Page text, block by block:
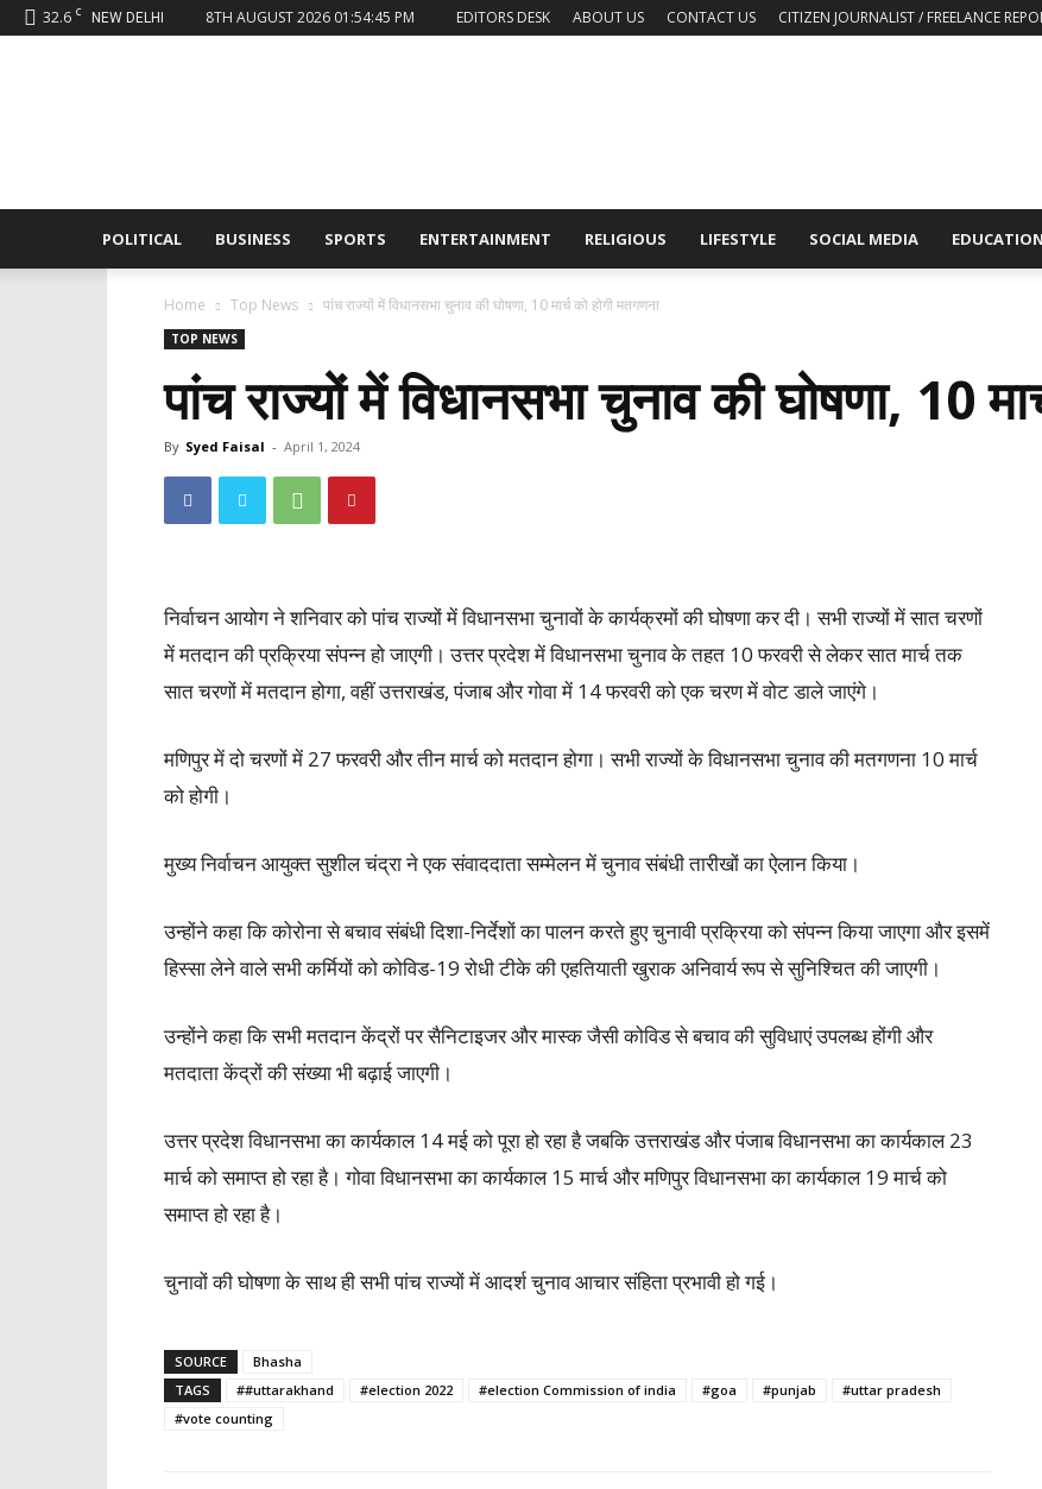
32.6 C NEW DELHI 8TH AUGUST 2026 01:54:45 PM EDITORS DESK ABOUT US CONTACT US CITIZEN JOURNALIST / FREELANCE
POLITICAL BUSINESS SPORTS ENTERTAINMENT RELIGIOUS LIFESTYLE SOCIAL MEDIA EDUCATION
Home Top News पांच राज्यों में विधानसभा चुनाव की घोषणा, 10 मार्च को होगी मतगणना
TOP NEWS
पांच राज्यों में विधानसभा चुनाव की घोषणा, 10
By Syed Faisal - April 1, 2024
निर्वाचन आयोग ने शनिवार को पांच राज्यों में विधानसभा चुनावों के कार्यक्रमों की घोषणा कर दी। सभी राज्यों में सात चरणों
में मतदान की प्रक्रिया संपन्न हो जाएगी। उत्तर प्रदेश में विधानसभा चुनाव के तहत 10 फरवरी से लेकर सात मार्च तक
सात चरणों में मतदान होगा, वहीं उत्तराखंड, पंजाब और गोवा में 14 फरवरी को एक चरण में वोट डाले जाएंगे।
मणिपुर में दो चरणों में 27 फरवरी और तीन मार्च को मतदान होगा। सभी राज्यों के विधानसभा चुनाव की मतगणना 10 मार्च
को होगी।
मुख्य निर्वाचन आयुक्त सुशील चंद्रा ने एक संवाददाता सम्मेलन में चुनाव संबंधी तारीखों का ऐलान किया।
उन्होंने कहा कि कोरोना से बचाव संबंधी दिशा-निर्देशों का पालन करते हुए चुनावी प्रक्रिया को संपन्न किया जाएगा और इसमें
हिस्सा लेने वाले सभी कर्मियों को कोविड-19 रोधी टीके की एहतियाती खुराक अनिवार्य रूप से सुनिश्चित की जाएगी।
उन्होंने कहा कि सभी मतदान केंद्रों पर सैनिटाइजर और मास्क जैसी कोविड से बचाव की सुविधाएं उपलब्ध होंगी और
मतदाता केंद्रों की संख्या भी बढ़ाई जाएगी।
उत्तर प्रदेश विधानसभा का कार्यकाल 14 मई को पूरा हो रहा है जबकि उत्तराखंड और पंजाब विधानसभा का कार्यकाल 23
मार्च को समाप्त हो रहा है। गोवा विधानसभा का कार्यकाल 15 मार्च और मणिपुर विधानसभा का कार्यकाल 19 मार्च को
समाप्त हो रहा है।
चुनावों की घोषणा के साथ ही सभी पांच राज्यों में आदर्श चुनाव आचार संहिता प्रभावी हो गई।
SOURCE
Bhasha
TAGS
##uttarakhand #election 2022 #election Commission of india #goa #punjab
#uttar pradesh
#vote counting